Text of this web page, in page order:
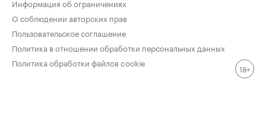
Информация об ограничениях
О соблюдении авторских прав
Пользовательское соглашение
Политика в отношении обработки персональных данных
Политика обработки файлов cookie
18+